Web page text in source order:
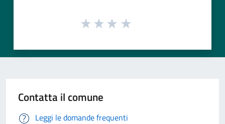
Contatta il comune
Leggi le domande frequenti